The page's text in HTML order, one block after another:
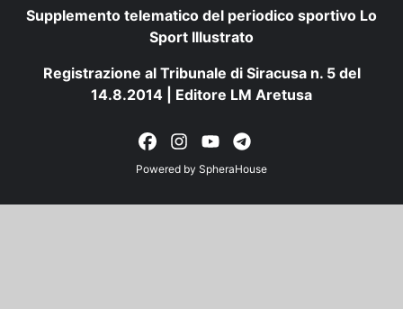
Supplemento telematico del periodico sportivo Lo
Sport Illustrato
Registrazione al Tribunale di Siracusa n. 5 del
14.8.2014 | Editore LM Aretusa
Powered by SpheraHouse